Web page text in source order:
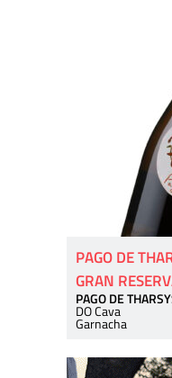
PAGO DE
GRAN
PAGO DE
DO Cava
Garnacha